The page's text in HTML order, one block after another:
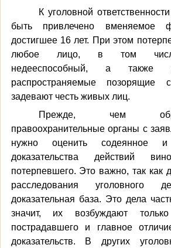
К уголовной
быть привлечено вменяемое
достигшее 16 лет. При этом
любое лицо, в том
недееспособный, а также
распространяемые
задевают честь живых лиц.
Прежде, чем
правоохранительные органы с
нужно оценить содеянное
доказательства действий
потерпевшего. Это важно, так как
расследования уголовного
доказательная база. Это дела
значит, их возбуждают
пострадавшего и главное
доказательств. В других